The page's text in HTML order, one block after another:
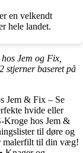
en velkendt
hele landet.
Jem og Fix,
stjerner baseret på
Jem & Fix – Se
hvide eller
Kroge hos Jem &
til døre og
malerfilt til din væg!